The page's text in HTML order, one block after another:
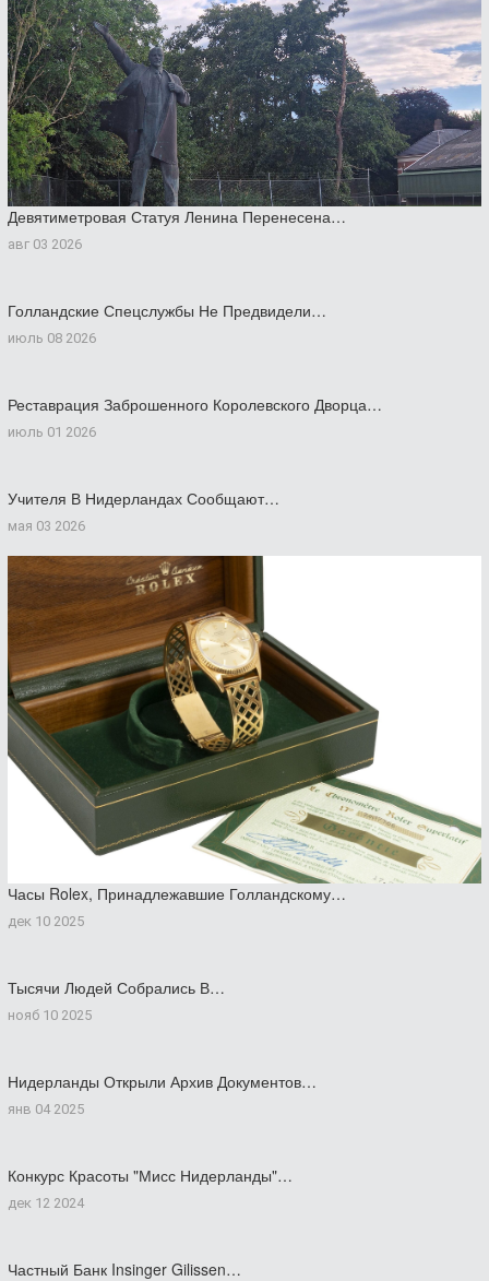
Девятиметровая Статуя Ленина Перенесена…
авг 03 2026
Голландские Спецслужбы Не Предвидели…
июль 08 2026
Реставрация Заброшенного Королевского Дворца…
июль 01 2026
Учителя В Нидерландах Сообщают…
мая 03 2026
Часы Rolex, Принадлежавшие Голландскому…
дек 10 2025
Тысячи Людей Собрались В…
нояб 10 2025
Нидерланды Открыли Архив Документов…
янв 04 2025
Конкурс Красоты "Мисс Нидерланды"…
дек 12 2024
Частный Банк Insinger Gilissen…